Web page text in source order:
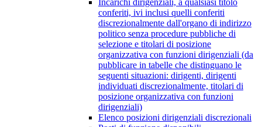
Incarichi dirigenziali, a qualsiasi titolo
conferiti, ivi inclusi quelli conferiti
discrezionalmente dall'organo di indirizzo
politico senza procedure pubbliche di
selezione e titolari di posizione
organizzativa con funzioni dirigenziali (da
pubblicare in tabelle che distinguano le
seguenti situazioni: dirigenti, dirigenti
individuati discrezionalmente, titolari di
posizione organizzativa con funzioni
dirigenziali)
Elenco posizioni dirigenziali discrezionali